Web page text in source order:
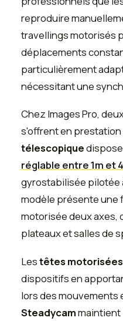
reproduire
travellings motorisés
déplacements
particulièrement
nécessitant une
Chez Images Pro,
s'offrent en prestation
télescopique
réglable entre 1m et
gyrostabilisée pilotée
modèle présente une
motorisée deux axes,
plateaux et salles de
Lestêtes motorisées
dispositifs en
lors des mouvements
Steadycammaintient